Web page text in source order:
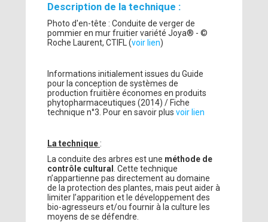
Description de la technique :
Photo d'en-tête : Conduite de verger de
pommier en mur fruitier variété Joya® - ©
Roche Laurent, CTIFL (voir lien)
Informations initialement issues du Guide
pour la conception de systèmes de
production fruitière économes en produits
phytopharmaceutiques (2014) / Fiche
technique n°3. Pour en savoir plusvoir lien
La technique :
La conduite des arbres est une méthode de
contrôle cultural
. Cette technique
n’appartienne pas directement au domaine
de la protection des plantes, mais peut aider à
limiter l’apparition et le développement des
bio-agresseurs et/ou fournir à la culture les
moyens de se défendre.